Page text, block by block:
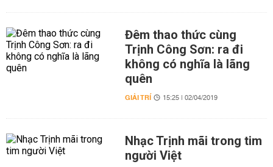
Đêm thao thức cùng
Trịnh Công Sơn: ra đi
không có nghĩa là lãng
quên
GIẢI TRÍ 15:25 | 02/04/2019
Nhạc Trịnh mãi trong tim
người Việt